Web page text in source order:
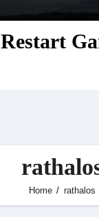
Restart
Home rathalos